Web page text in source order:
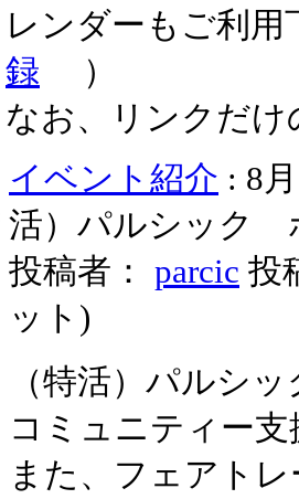
レンダーもご利
録 ）
なお、リンクだ
イベント紹介 : 8
活）パルシック
投稿者： parcic 投
ット )
（特活）パルシ
コミュニティー
また、フェアト